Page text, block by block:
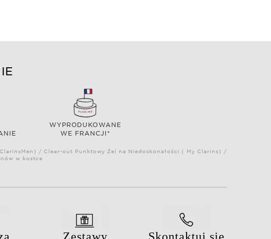
WYPRODUKOWANE
WE FRANCJI*
/ Clear-out Punktowy Żel na Niedoskonałości ( My Clarins) /
w kostce